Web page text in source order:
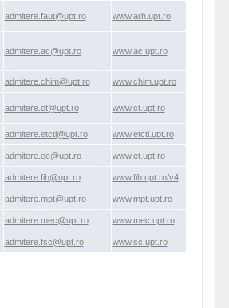
admitere.faut@upt.ro www.arh.upt.ro
admitere.ac@upt.ro www.ac.upt.ro
admitere.chim@upt.ro www.chim.upt.ro
admitere.ct@upt.ro www.ct.upt.ro
admitere.etcti@upt.ro www.etcti.upt.ro
admitere.ee@upt.ro www.et.upt.ro
admitere.fih@upt.ro www.fih.upt.ro/v4
admitere.mpt@upt.ro www.mpt.upt.ro
admitere.mec@upt.ro www.mec.upt.ro
admitere.fsc@upt.ro www.sc.upt.ro